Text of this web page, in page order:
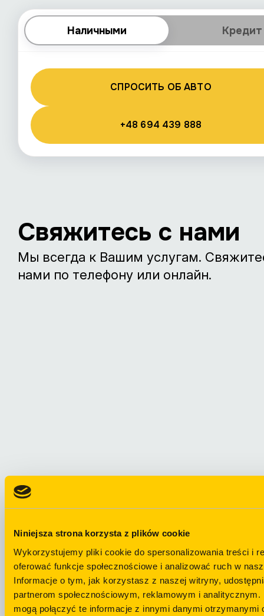
Niniejsza strona korzysta z plików cookie
Wykorzystujemy pliki cookie do spersonalizowania treści i
oferować funkcje społecznościowe i analizować ruch w
Informacje o tym, jak korzystasz z naszej witryny,
partnerom społecznościowym, reklamowym i analitycznym.
mogą połączyć te informacje z innymi danymi otrzymanymi
Наличными Кредит
СПРОСИТЬ ОБ АВТО
+48 694 439 888
Свяжитесь с нами
Мы всегда к Вашим услугам.
нами по телефону или онлайн.